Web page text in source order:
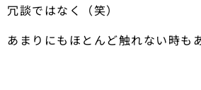
冗談ではなく（笑）
あまりにもほとんど触れない時も